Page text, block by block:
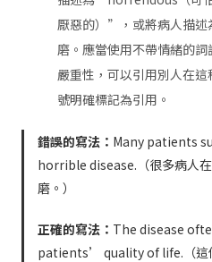
厭惡的）”，或將病人描述
磨。應當使用不帶情緒的
嚴重性，可以引用別人在
號明確標記為引用。
錯誤的寫法： Many patients
horrible disease.（很多病人
磨。）
正確的寫法： The disease
patients’ quality of life.（這